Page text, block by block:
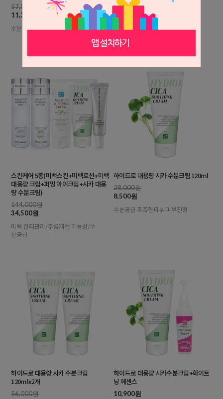
57,000원
11,300원
수분공급 촉촉한피부 피부진정
124,000원
21,900원
미백기능성/주름개선기능성/수분공
스킨케어 5종(미백스킨+미백로션+미백
대용량 크림+퍼밍 아이크림+시카 대용
량 수분크림)
144,000원
34,500원
미백 잡티관리/주름개선 기능성/수
분공급
하이드로 대용량 시카 수분크림 120ml
28,000원
8,500원
수분공급 촉촉한피부 피부진정
하이드로 대용량 시카 수분크림
120mlx2개
56,000원
하이드로 대용량 시카수분크림+화이트
닝 에센스
10,900원